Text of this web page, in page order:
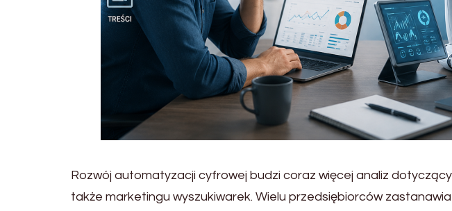
Rozwój automatyzacji cyfrowej budzi coraz więcej analiz
także marketingu wyszukiwarek. Wielu przedsiębiorców